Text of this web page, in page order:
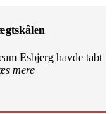
Esbjerg havde tabt
mere